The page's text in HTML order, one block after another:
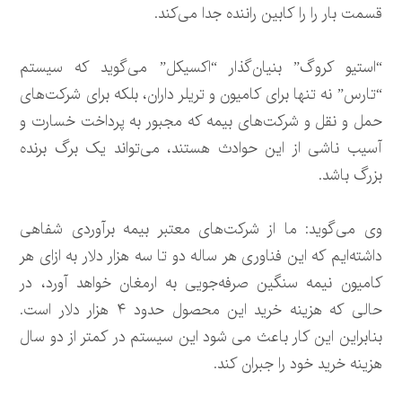
قسمت بار را را کابین راننده جدا می‌کند.
“استیو کروگ” بنیان‌گذار “اکسیکل” می‌گوید که سیستم
“تارس” نه تنها برای کامیون و تریلر داران، بلکه برای شرکت‌های
حمل و نقل و شرکت‌های بیمه که مجبور به پرداخت خسارت و
آسیب ناشی از این حوادث هستند، می‌تواند یک برگ برنده
بزرگ باشد.
وی می‌گوید: ما از شرکت‌های معتبر بیمه برآوردی شفاهی
داشته‌ایم که این فناوری هر ساله دو تا سه هزار دلار به ازای هر
کامیون نیمه سنگین صرفه‌جویی به ارمغان خواهد آورد، در
حالی که هزینه خرید این محصول حدود ۴ هزار دلار است.
بنابراین این کار باعث می شود این سیستم در کمتر از دو سال
هزینه خرید خود را جبران کند.